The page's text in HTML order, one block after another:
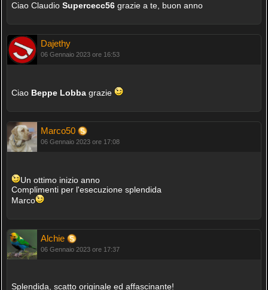
Ciao Claudio Supercecc56grazie a te, buon anno
Dajethy
06 Gennaio 2023 ore 16:53
Ciao Beppe Lobbagrazie
Marco50
06 Gennaio 2023 ore 17:08
Un ottimo inizio anno
Complimenti per l'esecuzione splendida
Marco
Alchie
06 Gennaio 2023 ore 17:37
Splendida, scatto originale ed affascinante!